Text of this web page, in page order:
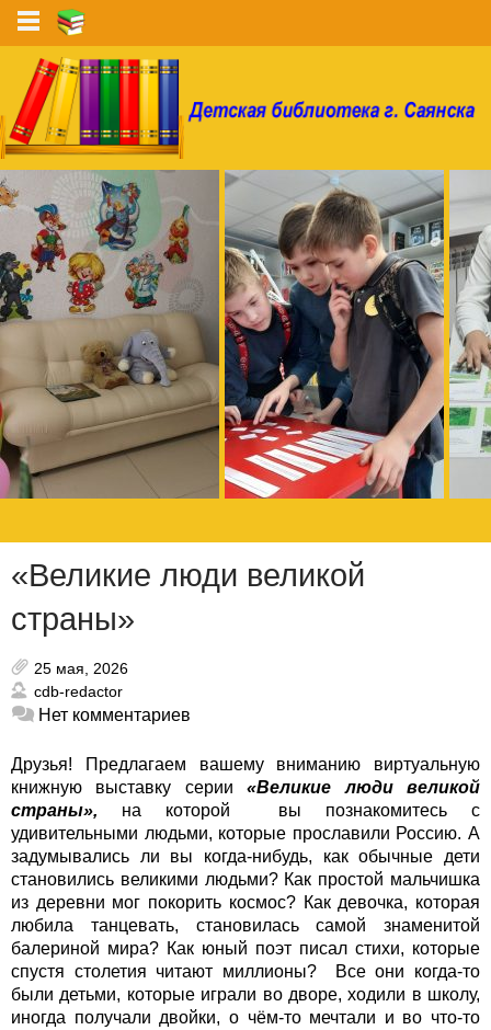
«Великие люди великой
страны»
25 мая, 2026
cdb-redactor
Нет комментариев
Друзья! Предлагаем вашему вниманию виртуальную
книжную выставку серии«Великие люди великой
страны», на которой вы познакомитесь с
удивительными людьми, которые прославили Россию. А
задумывались ли вы когда-нибудь, как обычные дети
становились великими людьми? Как простой мальчишка
из деревни мог покорить космос? Как девочка, которая
любила танцевать, становилась самой знаменитой
балериной мира? Как юный поэт писал стихи, которые
спустя столетия читают миллионы? Все они когда-то
были детьми, которые играли во дворе, ходили в школу,
иногда получали двойки, о чём-то мечтали и во что-то